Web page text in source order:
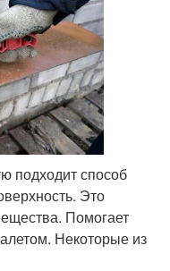
подходит способ
Это
Помогает
Некоторые из